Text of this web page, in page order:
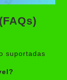
suportadas